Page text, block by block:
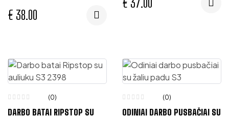
€ 38.00
€ 37.00
(0)
DARBO BATAI RIPSTOP SU
(0)
ODINIAI DARBO PUSBAČIAI SU